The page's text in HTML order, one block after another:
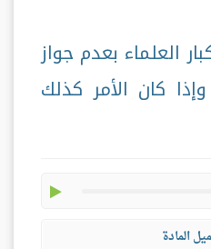
العلماء بعدم جواز
وإذا كان الأمر كذلك
المادة